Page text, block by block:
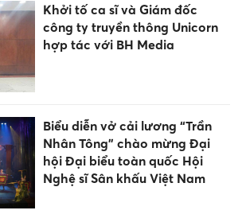
Khởi tố ca sĩ và Giám đốc
công ty truyền thông Unicorn
hợp tác với BH Media
Biểu diễn vở cải lương “Trần
Nhân Tông” chào mừng Đại
hội Đại biểu toàn quốc Hội
Nghệ sĩ Sân khấu Việt Nam